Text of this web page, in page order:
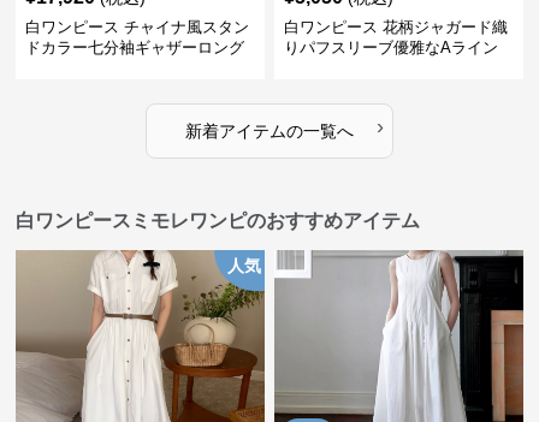
白ワンピース チャイナ風スタン
ドカラー七分袖ギャザーロング
白ワンピース 花柄ジャガード織
りパフスリーブ優雅なAライン
新着アイテムの一覧へ ›
白ワンピースミモレワンピのおすすめアイテム
人気